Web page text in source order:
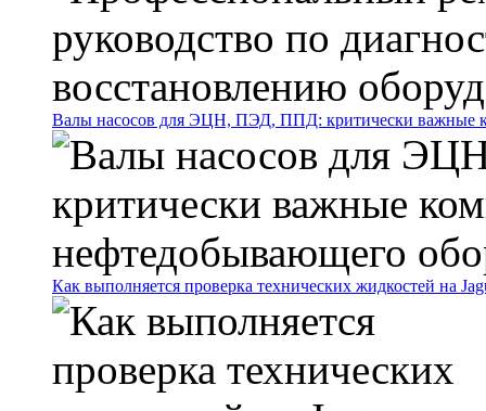
Валы насосов для ЭЦН, ПЭД, ППД: критически важные
Как выполняется проверка технических жидкостей на